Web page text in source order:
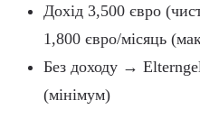
Дохід 3,500 євро
1,800 євро/місяць
Без доходу →
(мінімум)